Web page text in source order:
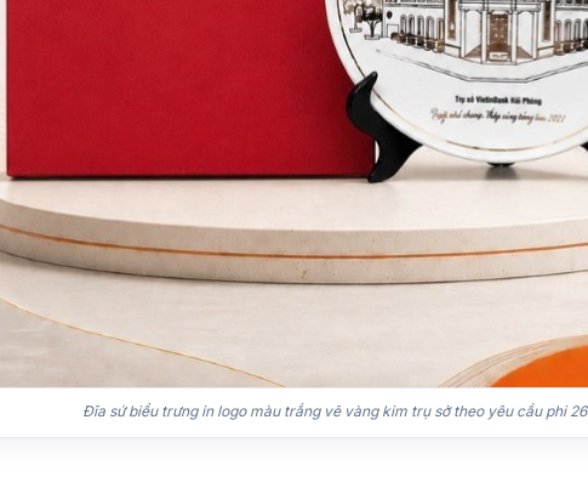
Đĩa sứ biểu trưng in logo màu trắng vẽ vàng kim trụ sở theo yêu cầu phi 26